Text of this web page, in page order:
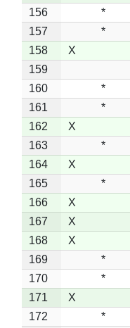
156
*
157
*
158
X
159
160
*
161
*
162
X
163
*
164
X
165
*
166
X
167
X
168
X
169
*
170
*
171
X
172
*